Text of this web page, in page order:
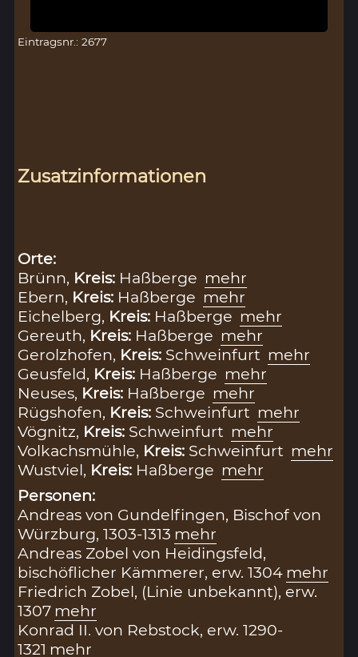
Eintragsnr.: 2677
Zusatzinformationen
Orte:
Brünn, Kreis: Haßberge mehr
Ebern, Kreis: Haßberge mehr
Eichelberg, Kreis: Haßberge mehr
Gereuth, Kreis: Haßberge mehr
Gerolzhofen, Kreis: Schweinfurt mehr
Geusfeld, Kreis: Haßberge mehr
Neuses, Kreis: Haßberge mehr
Rügshofen, Kreis: Schweinfurt mehr
Vögnitz, Kreis: Schweinfurt mehr
Volkachsmühle, Kreis: Schweinfurt mehr
Wustviel, Kreis: Haßberge mehr
Personen:
Andreas von Gundelfingen, Bischof von
Würzburg, 1303-1313 mehr
Andreas Zobel von Heidingsfeld,
bischöflicher Kämmerer, erw. 1304 mehr
Friedrich Zobel, (Linie unbekannt), erw.
1307 mehr
Konrad II. von Rebstock, erw. 1290-
1321 mehr